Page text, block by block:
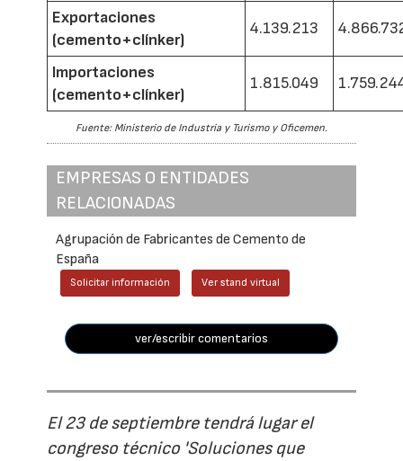
Exportaciones
(cemento+clínker)
4.139.213
Importaciones
(cemento+clínker)
1.815.049
Fuente: Ministerio de Industria y Turismo y Oficemen.
EMPRESAS O ENTIDADES
RELACIONADAS
Agrupación de Fabricantes de Cemento de
España
Solicitar información Ver stand virtual
ver/escribir comentarios
El 23 de septiembre tendrá lugar el
congreso técnico 'Soluciones que